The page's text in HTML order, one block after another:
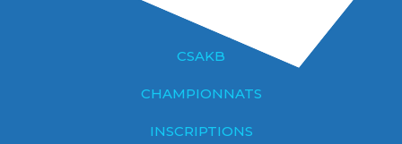
CSAKB
CHAMPIONNATS
INSCRIPTIONS